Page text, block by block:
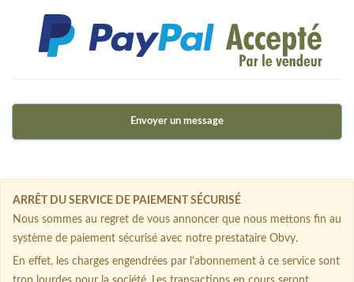
Envoyer un message
ARRÊT DU SERVICE DE PAIEMENT SÉCURISÉ
Nous sommes au regret de vous annoncer que nous mettons fin au
système de paiement sécurisé avec notre prestataire Obvy.
En effet, les charges engendrées par l'abonnement à ce service sont